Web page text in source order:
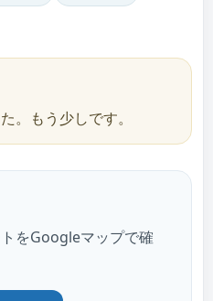
。もう少しです。
をGoogleマップで確